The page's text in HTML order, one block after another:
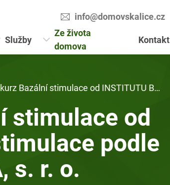
info@domovskalice.cz
Služby
Ze života
domova
Kontakt
stimulace od INSTITUTU Bazální stimulace podle Prof. Dr. FRÖHLICHA, s. r. o.
stimulace od
podle
s. r. o.